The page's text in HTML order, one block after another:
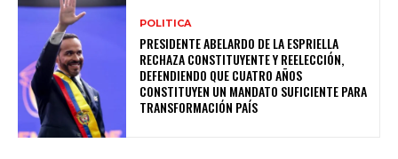
POLITICA
PRESIDENTE ABELARDO DE LA ESPRIELLA
RECHAZA CONSTITUYENTE Y REELECCIÓN,
DEFENDIENDO QUE CUATRO AÑOS
CONSTITUYEN UN MANDATO SUFICIENTE PARA
TRANSFORMACIÓN PAÍS